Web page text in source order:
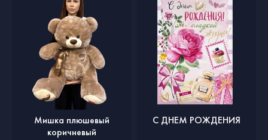
Мишка плюшевый
коричневый
С ДНЕМ РОЖДЕНИЯ